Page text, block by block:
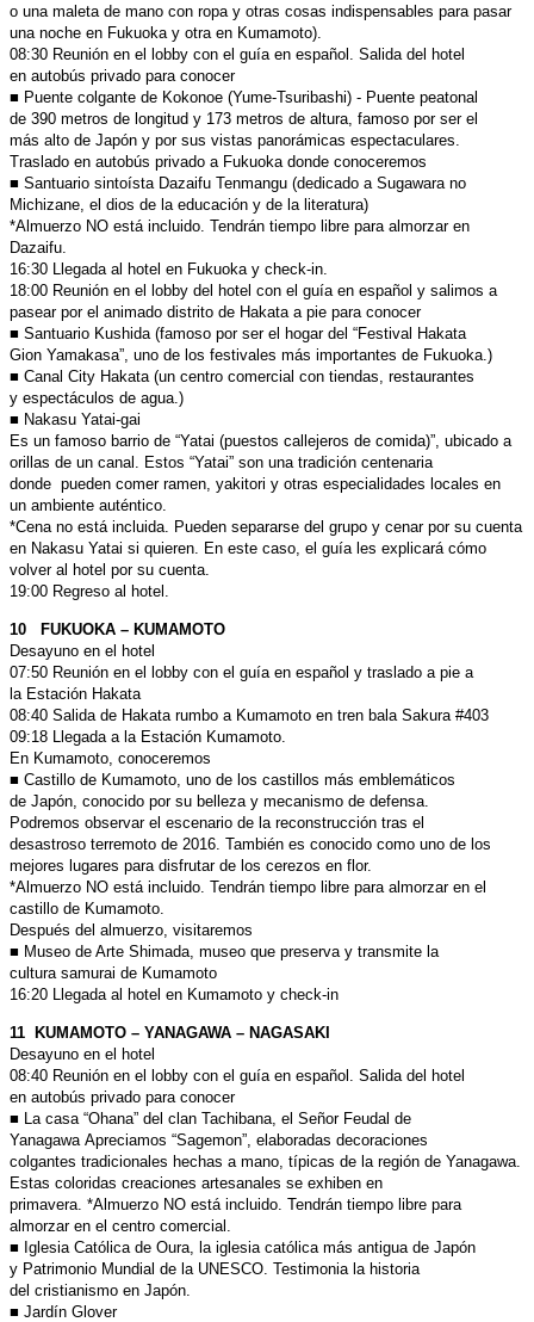
o una maleta de mano con ropa y otras cosas indispensables para pasar
una noche en Fukuoka y otra en Kumamoto).
08:30 Reunión en el lobby con el guía en español. Salida del hotel
en autobús privado para conocer
■ Puente colgante de Kokonoe (Yume-Tsuribashi) - Puente peatonal
de 390 metros de longitud y 173 metros de altura, famoso por ser el
más alto de Japón y por sus vistas panorámicas espectaculares.
Traslado en autobús privado a Fukuoka donde conoceremos
■ Santuario sintoísta Dazaifu Tenmangu (dedicado a Sugawara no
Michizane, el dios de la educación y de la literatura)
*Almuerzo NO está incluido. Tendrán tiempo libre para almorzar en
Dazaifu.
16:30 Llegada al hotel en Fukuoka y check-in.
18:00 Reunión en el lobby del hotel con el guía en español y salimos a
pasear por el animado distrito de Hakata a pie para conocer
■ Santuario Kushida (famoso por ser el hogar del “Festival Hakata
Gion Yamakasa”, uno de los festivales más importantes de Fukuoka.)
■ Canal City Hakata (un centro comercial con tiendas, restaurantes
y espectáculos de agua.)
■ Nakasu Yatai-gai
Es un famoso barrio de “Yatai (puestos callejeros de comida)”, ubicado a
orillas de un canal. Estos “Yatai” son una tradición centenaria
donde pueden comer ramen, yakitori y otras especialidades locales en
un ambiente auténtico.
*Cena no está incluida. Pueden separarse del grupo y cenar por su cuenta
en Nakasu Yatai si quieren. En este caso, el guía les explicará cómo
volver al hotel por su cuenta.
19:00 Regreso al hotel.
10 FUKUOKA – KUMAMOTO
Desayuno en el hotel
07:50 Reunión en el lobby con el guía en español y traslado a pie a
la Estación Hakata
08:40 Salida de Hakata rumbo a Kumamoto en tren bala Sakura #403
09:18 Llegada a la Estación Kumamoto.
En Kumamoto, conoceremos
■ Castillo de Kumamoto, uno de los castillos más emblemáticos
de Japón, conocido por su belleza y mecanismo de defensa.
Podremos observar el escenario de la reconstrucción tras el
desastroso terremoto de 2016. También es conocido como uno de los
mejores lugares para disfrutar de los cerezos en flor.
*Almuerzo NO está incluido. Tendrán tiempo libre para almorzar en el
castillo de Kumamoto.
Después del almuerzo, visitaremos
■ Museo de Arte Shimada, museo que preserva y transmite la
cultura samurai de Kumamoto
16:20 Llegada al hotel en Kumamoto y check-in
11 KUMAMOTO – YANAGAWA – NAGASAKI
Desayuno en el hotel
08:40 Reunión en el lobby con el guía en español. Salida del hotel
en autobús privado para conocer
■ La casa “Ohana” del clan Tachibana, el Señor Feudal de
Yanagawa Apreciamos “Sagemon”, elaboradas decoraciones
colgantes tradicionales hechas a mano, típicas de la región de Yanagawa.
Estas coloridas creaciones artesanales se exhiben en
primavera. *Almuerzo NO está incluido. Tendrán tiempo libre para
almorzar en el centro comercial.
■ Iglesia Católica de Oura, la iglesia católica más antigua de Japón
y Patrimonio Mundial de la UNESCO. Testimonia la historia
del cristianismo en Japón.
■ Jardín Glover